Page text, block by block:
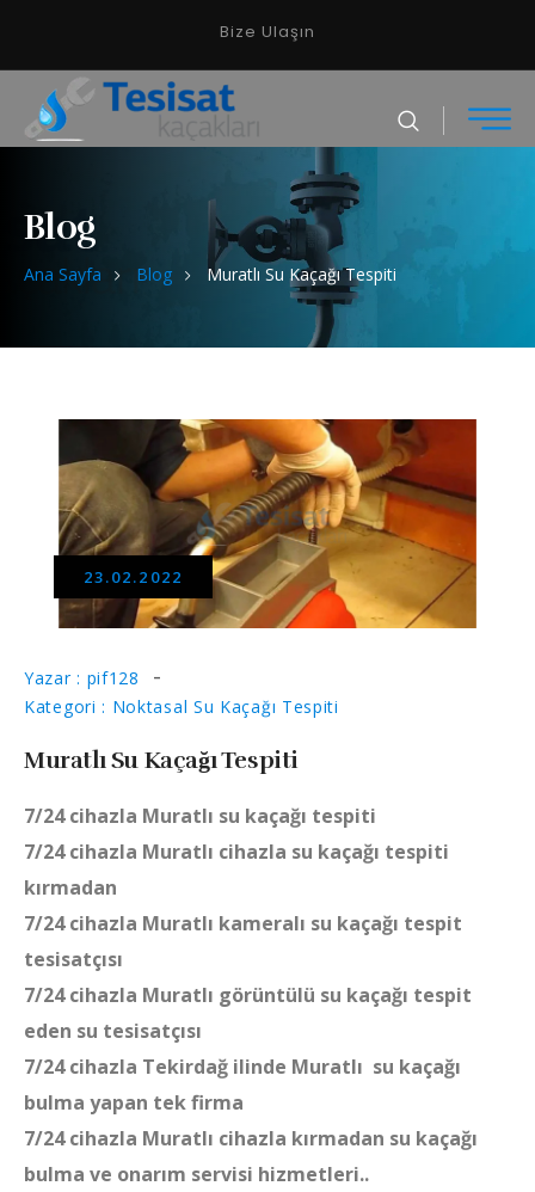
Bize Ulaşın
Blog
Ana Sayfa Blog Muratlı Su Kaçağı Tespiti
23.02.2022
Yazar : pif128
Kategori : Noktasal Su Kaçağı Tespiti
Muratlı Su Kaçağı Tespiti
7/24 cihazla Muratlı su kaçağı tespiti
7/24 cihazla Muratlı cihazla su kaçağı tespiti
kırmadan
7/24 cihazla Muratlı kameralı su kaçağı tespit
tesisatçısı
7/24 cihazla Muratlı görüntülü su kaçağı tespit
eden su tesisatçısı
7/24 cihazla Tekirdağ ilinde Muratlı su kaçağı
bulma yapan tek firma
7/24 cihazla Muratlı cihazla kırmadan su kaçağı
bulma ve onarım servisi hizmetleri..